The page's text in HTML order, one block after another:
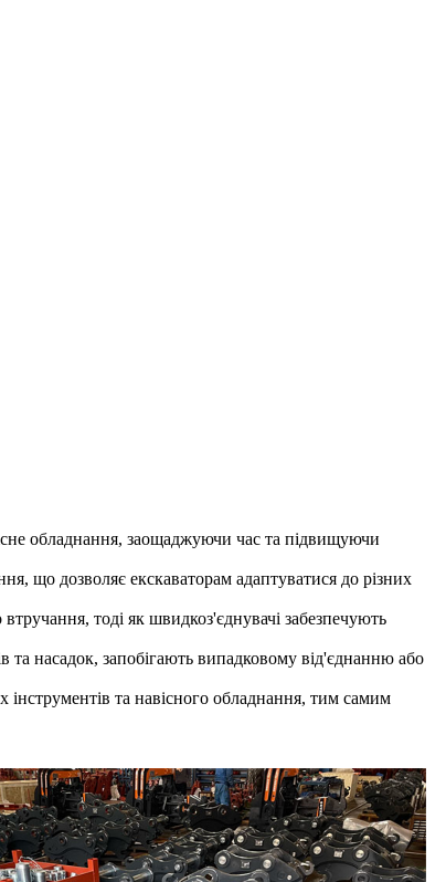
обладнання, заощаджуючи час та підвищуючи
що дозволяє екскаваторам адаптуватися до різних
тоді як швидкоз'єднувачі забезпечують
та насадок, запобігають випадковому від'єднанню або
та навісного обладнання, тим самим